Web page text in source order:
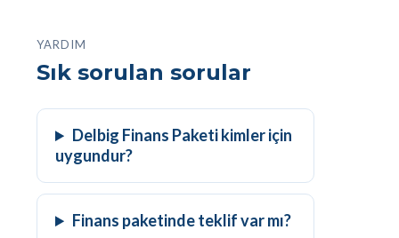
YARDIM
Sık sorulan sorular
Delbig Finans Paketi kimler için
uygundur?
Finans paketinde teklif var mı?